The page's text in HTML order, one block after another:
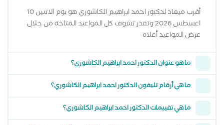
أقرب ميعاد لدكتور احمد ابراهيم الكاشوري هو يوم الاثنين 10
اغسطس 2026 وتقدر تشوف كل المواعيد المتاحة من خلال
عرض المواعيد أعلاه
ما هو عنوان الدكتور احمد ابراهيم الكاشوري؟
ما هي أرقام تليفون الدكتور احمد ابراهيم الكاشوري؟
ما هي تقييمات الدكتور احمد ابراهيم الكاشوري؟